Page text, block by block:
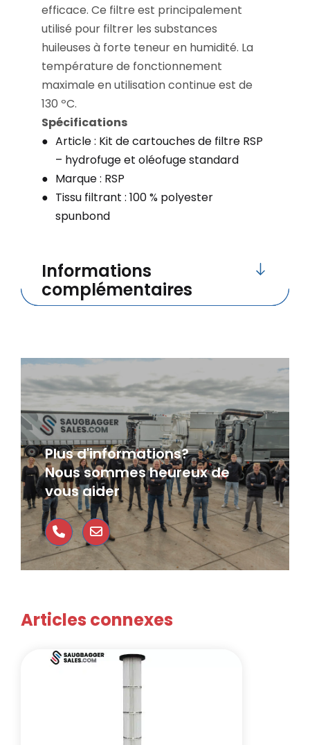
Plus d'informations?
Nous sommes heureux de
vous aider
efficace. Ce filtre est principalement
utilisé pour filtrer les substances
huileuses à forte teneur en humidité. La
température de fonctionnement
maximale en utilisation continue est de
130 ºC.
Spécifications
Article : Kit de cartouches de filtre RSP
– hydrofuge et oléofuge standard
Marque : RSP
Tissu filtrant : 100 % polyester
spunbond
Informations
complémentaires
Articles connexes